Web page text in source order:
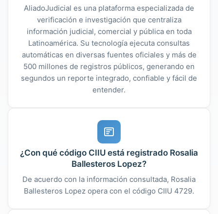
AliadoJudicial es una plataforma especializada de
verificación e investigación que centraliza
información judicial, comercial y pública en toda
Latinoamérica. Su tecnología ejecuta consultas
automáticas en diversas fuentes oficiales y más de
500 millones de registros públicos, generando en
segundos un reporte integrado, confiable y fácil de
entender.
¿Con qué código CIIU está registrado Rosalia
Ballesteros Lopez?
De acuerdo con la información consultada, Rosalia
Ballesteros Lopez opera con el código CIIU 4729.